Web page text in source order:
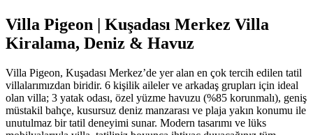
Villa Pigeon | Kuşadası Merkez Villa
Kiralama, Deniz & Havuz
Villa Pigeon, Kuşadası Merkez’de yer alan en çok tercih edilen tatil
villalarımızdan biridir. 6 kişilik aileler ve arkadaş grupları için ideal
olan villa; 3 yatak odası, özel yüzme havuzu (%85 korunmalı), geniş
müstakil bahçe, kusursuz deniz manzarası ve plaja yakın konumu ile
unutulmaz bir tatil deneyimi sunar. Modern tasarımı ve lüks